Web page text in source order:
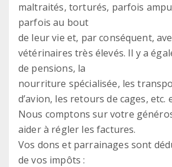
maltraités, torturés, parfois
parfois au bout
de leur vie et, par conséquent,
vétérinaires très élevés. Il y a
de pensions, la
nourriture spécialisée, les
d’avion, les retours de cages, etc.
Nous comptons sur votre
aider à régler les factures.
Vos dons et parrainages sont
de vos impôts :